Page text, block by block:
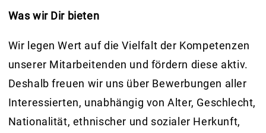
Was wir Dir bieten
Wir legen Wert auf die Vielfalt der Kompetenzen
unserer Mitarbeitenden und fördern diese aktiv.
Deshalb freuen wir uns über Bewerbungen aller
Interessierten, unabhängig von Alter, Geschlecht,
Nationalität, ethnischer und sozialer Herkunft,